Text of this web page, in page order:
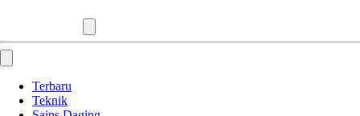
Terbaru
Teknik